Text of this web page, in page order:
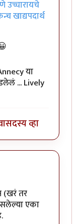
उच्चारायचे
खाद्यपदार्थ
या
... Lively
सदस्य व्हा
by
(खरं तर
एका